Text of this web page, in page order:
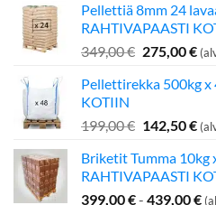
Pellettiä 8mm 24
RAHTIVAPAASTI
349,00€
oli:
275,00€
on:
Pellettirekka 500kg x
KOTIIN
199,00€
oli:
199,00 €.
142,50€
on:
Briketit Tumma 10kg
RAHTIVAPAASTI
399,00€- 439,00€